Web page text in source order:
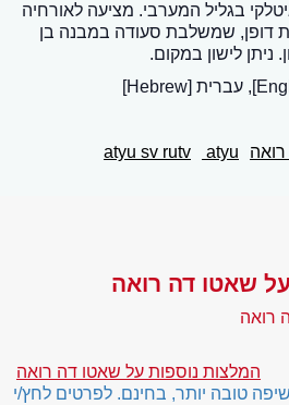
בגליל המערבי. מציעה לאורחיה
דופן, שמשלבת סעודה במבנה בן
atyu sv rutv atyu
שאטו דה רואה
רואה
המלצות נוספות על שאטו דה רואה
טובה יותר, בחינם. לפרטים לחץ/י